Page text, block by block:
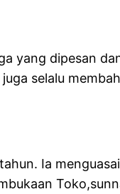
yang dipesan
selalu
Ia